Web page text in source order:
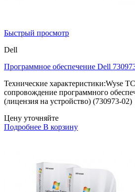
Быстрый просмотр
Dell
Программное обеспечение Dell
Технические характеристики:Wyse
сопровождение программного
(лицензия на устройство) (730973-02)
Цену уточняйте
Подробнее В корзину